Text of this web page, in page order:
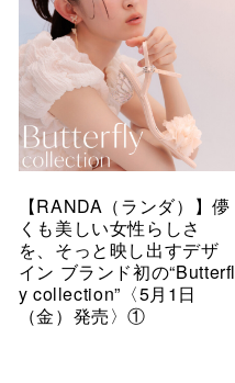
【RANDA（ランダ）】儚
くも美しい女性らしさ
を、そっと映し出すデザ
イン ブランド初の“Butterfl
y collection”〈5月1日
（金）発売〉①